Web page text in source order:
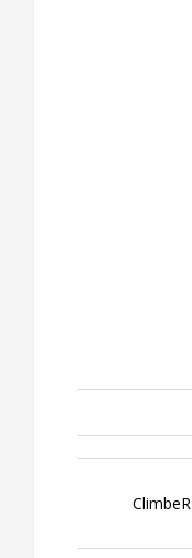
ClimbeR